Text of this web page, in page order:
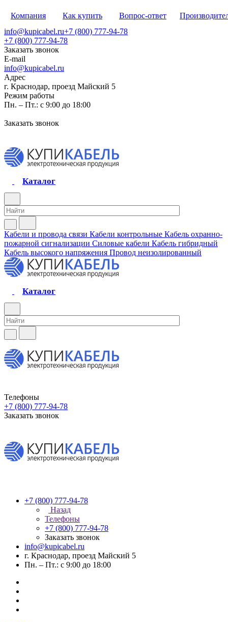
Компания Как купить Вопрос-ответ
info@kupicabel.ru+7 (800) 777-94-78
+7 (800) 777-94-78
Заказать звонок
E-mail
info@kupicabel.ru
Адрес
г. Краснодар, проезд Майский 5
Режим работы
Пн. – Пт.: с 9:00 до 18:00
Заказать звонок
Каталог
Кабели и провода связи Кабели контрольные Кабель охранно-
пожарной сигнализации Силовые кабели Кабель гибридный
Кабель высокого напряжения Провод неизолированный
Каталог
Телефоны
+7 (800) 777-94-78
Заказать звонок
+7 (800) 777-94-78
Назад
Телефоны
+7 (800) 777-94-78
Заказать звонок
info@kupicabel.ru
г. Краснодар, проезд Майский 5
Пн. – Пт.: с 9:00 до 18:00